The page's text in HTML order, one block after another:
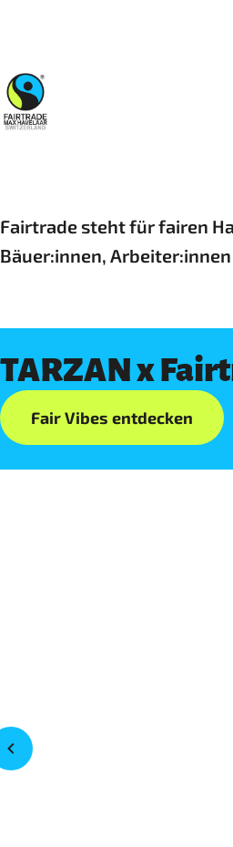
Fairtrade steht für fairen
Bäuer:innen,
TARZAN x
Fair Vibes entdecken